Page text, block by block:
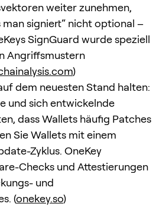
weiter zunehmen,
man signiert“ nicht optional –
SignGuard wurde speziell
Angriffsmustern
)
dem neuesten Stand halten:
und sich entwickelnde
dass Wallets häufig Patches
Sie Wallets mit einem
Zyklus. OneKey
Checks und Attestierungen
und
(onekey.so)